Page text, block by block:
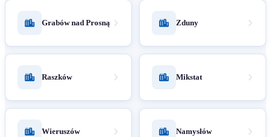
Grabów nad Prosną Zduny
Raszków Mikstat
Wieruszów Namysłów